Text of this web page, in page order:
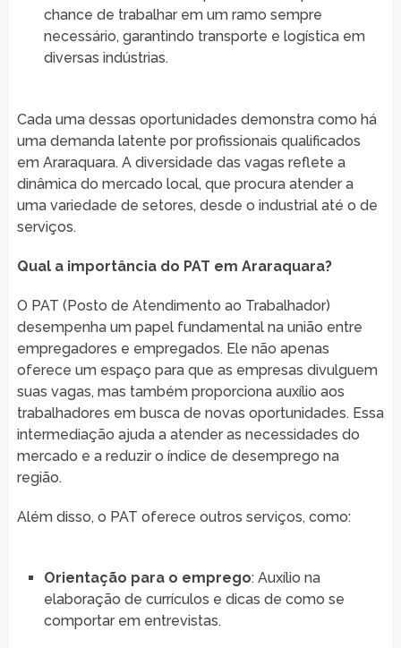
chance de trabalhar em um ramo sempre
necessário, garantindo transporte e logística em
diversas indústrias.
Cada uma dessas oportunidades demonstra como há
uma demanda latente por profissionais qualificados
em Araraquara. A diversidade das vagas reflete a
dinâmica do mercado local, que procura atender a
uma variedade de setores, desde o industrial até o de
serviços.
Qual a importância do PAT em Araraquara?
O PAT (Posto de Atendimento ao Trabalhador)
desempenha um papel fundamental na união entre
empregadores e empregados. Ele não apenas
oferece um espaço para que as empresas divulguem
suas vagas, mas também proporciona auxílio aos
trabalhadores em busca de novas oportunidades. Essa
intermediação ajuda a atender as necessidades do
mercado e a reduzir o índice de desemprego na
região.
Além disso, o PAT oferece outros serviços, como:
Orientação para o emprego: Auxílio na
elaboração de currículos e dicas de como se
comportar em entrevistas.